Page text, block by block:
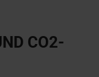
CO2-